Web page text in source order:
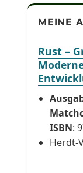
MEINE
Rust –
ISBN:
Herdt-